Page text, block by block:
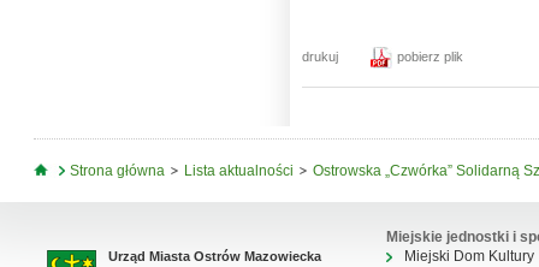
drukuj pobierz plik
Jesteś tutaj
Strona główna Lista aktualności Ostrowska „Czwórka” Solidarną
Urząd Miasta Ostrów Mazowiecka
Miejskie jednostki i
Miejski Dom Kultury